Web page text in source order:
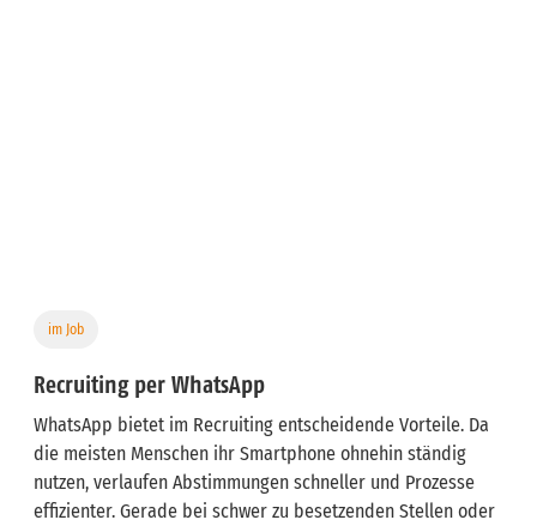
im Job
Recruiting per WhatsApp
WhatsApp bietet im Recruiting entscheidende Vorteile. Da
die meisten Menschen ihr Smartphone ohnehin ständig
nutzen, verlaufen Abstimmungen schneller und Prozesse
effizienter. Gerade bei schwer zu besetzenden Stellen oder